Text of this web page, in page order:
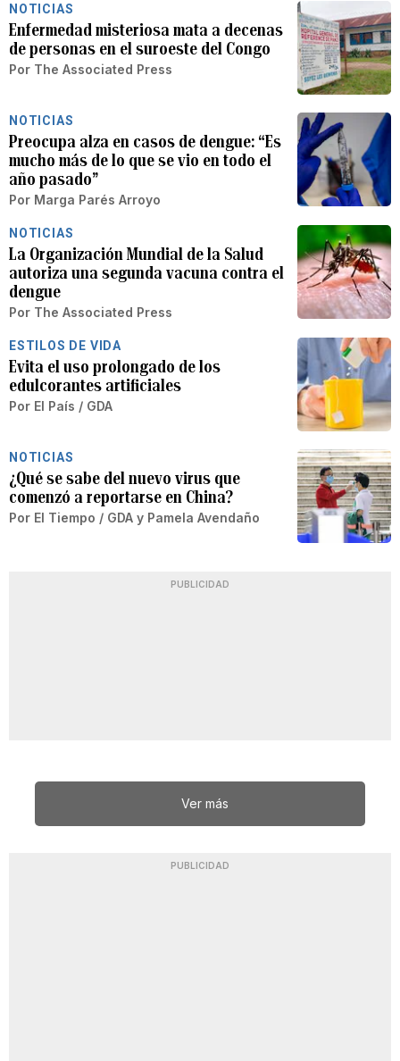
NOTICIAS
Enfermedad misteriosa mata a decenas
de personas en el suroeste del Congo
Por The Associated Press
NOTICIAS
Preocupa alza en casos de dengue: “Es
mucho más de lo que se vio en todo el
año pasado”
Por Marga Parés Arroyo
NOTICIAS
La Organización Mundial de la Salud
autoriza una segunda vacuna contra el
dengue
Por The Associated Press
ESTILOS DE VIDA
Evita el uso prolongado de los
edulcorantes artificiales
Por El País / GDA
NOTICIAS
¿Qué se sabe del nuevo virus que
comenzó a reportarse en China?
Por El Tiempo / GDA y Pamela Avendaño
PUBLICIDAD
Ver más
PUBLICIDAD